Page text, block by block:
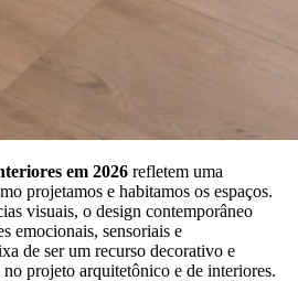
em 2026 refletem uma
projetamos e habitamos os espaços.
visuais, o design contemporâneo
emocionais, sensoriais e
de ser um recurso decorativo e
projeto arquitetônico e de interiores.